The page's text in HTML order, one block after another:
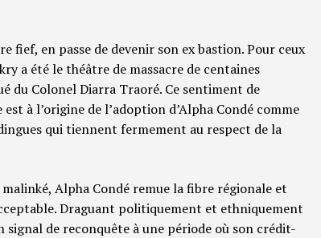
fief, en passe de devenir son ex bastion. Pour ceux
a été le théâtre de massacre de centaines
du Colonel Diarra Traoré. Ce sentiment de
à l’origine de l’adoption d’Alpha Condé comme
qui tiennent fermement au respect de la
Alpha Condé remue la fibre régionale et
Draguant politiquement et ethniquement
signal de reconquête à une période où son crédit-